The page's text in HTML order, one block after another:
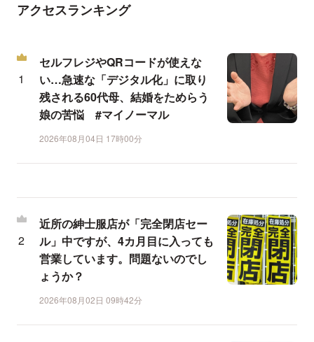
アクセスランキング
セルフレジやQRコードが使えな
い…急速な「デジタル化」に取り
残される60代母、結婚をためらう
娘の苦悩 #マイノーマル
2026年08月04日 17時00分
近所の紳士服店が「完全閉店セー
ル」中ですが、4カ月目に入っても
営業しています。問題ないのでし
ょうか？
2026年08月02日 09時42分